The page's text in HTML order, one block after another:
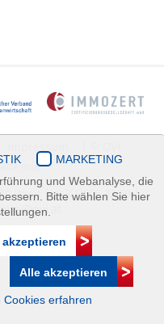
Wien | +43(1)505 32 50 |
MARKETING
und Webanalyse, die
Bitte wählen Sie hier
Alle akzeptieren
erfahren